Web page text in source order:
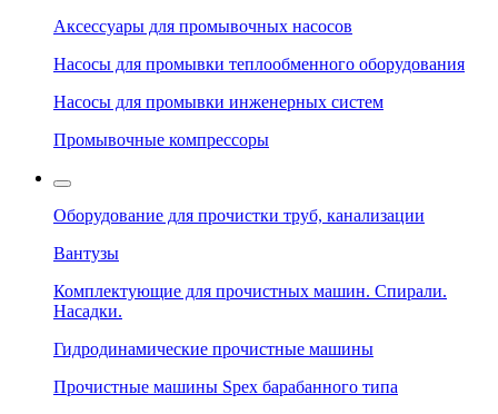
Аксессуары для промывочных насосов
Насосы для промывки теплообменного оборудования
Насосы для промывки инженерных систем
Промывочные компрессоры
Оборудование для прочистки труб, канализации
Вантузы
Комплектующие для прочистных машин. Спирали.
Насадки.
Гидродинамические прочистные машины
Прочистные машины Spex барабанного типа